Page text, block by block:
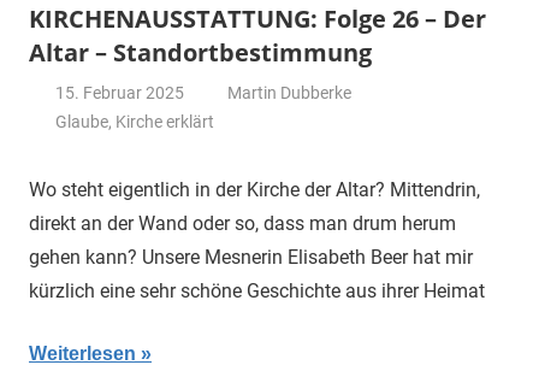
KIRCHENAUSSTATTUNG: Folge 26 – Der
Altar – Standortbestimmung
15. Februar 2025
Martin Dubberke
Glaube, Kirche erklärt
Wo steht eigentlich in der Kirche der Altar? Mittendrin,
direkt an der Wand oder so, dass man drum herum
gehen kann? Unsere Mesnerin Elisabeth Beer hat mir
kürzlich eine sehr schöne Geschichte aus ihrer Heimat
Weiterlesen